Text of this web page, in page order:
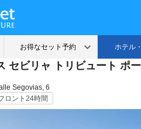
セビリャ トリビュート ポ
Segovias, 6
ロント24時間